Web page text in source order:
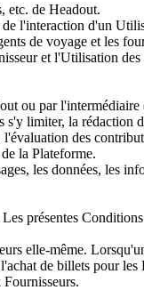
etc. de Headout.
l'interaction d'un
de voyage et les
et l'Utilisation des
ou par l'intermédiaire
limiter, la rédaction
des
la Plateforme.
les données, les
présentes
elle-même.
de billets pour